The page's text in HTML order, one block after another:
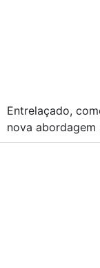
Entrelaçado,
nova